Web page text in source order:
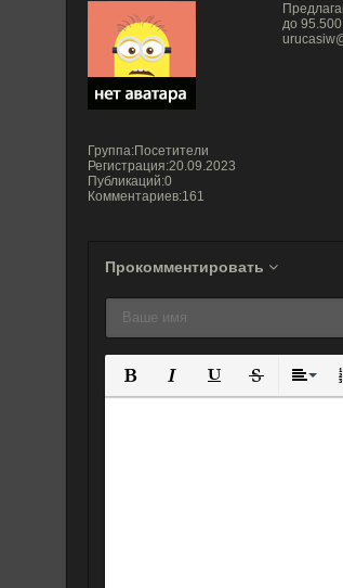
Группа:Посетители
Регистрация:20.09.2023
Публикаций:0
Комментариев:161
до
Прокомментировать
Полужирный
КурсивПодчеркнутый
Зачеркнутый